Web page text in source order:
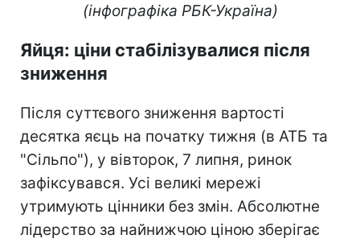
(інфографіка РБК-Україна)
Яйця: ціни стабілізувалися після
зниження
Після суттєвого зниження вартості
десятка яєць на початку тижня (в АТБ та
"Сільпо"), у вівторок, 7 липня, ринок
зафіксувався. Усі великі мережі
утримують цінники без змін. Абсолютне
лідерство за найнижчою ціною зберігає